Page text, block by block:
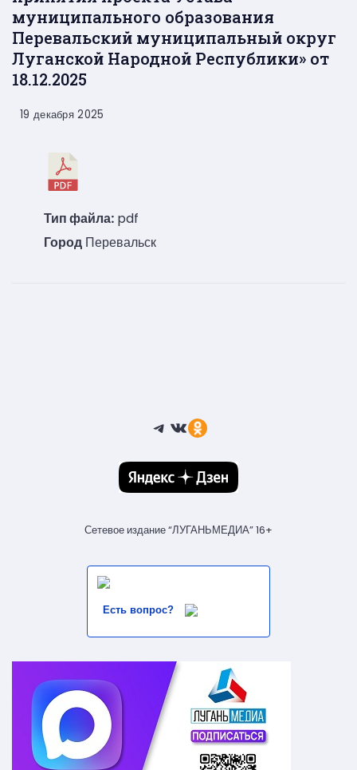
муниципального образования
Перевальский муниципальный округ
Луганской Народной Республики» от
18.12.2025
19 декабря 2025
Тип файла: pdf
Город Перевальск
Telegram
ВКонтакте
Ссылка
Сетевое издание “ЛУГАНЬМЕДИА” 16+
Есть вопрос?